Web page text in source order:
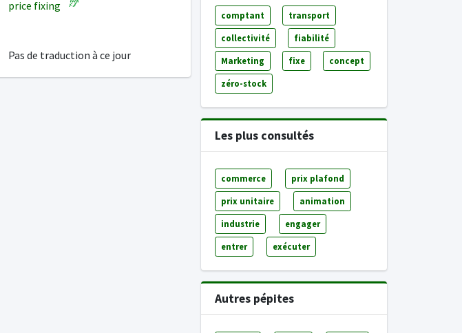
price fixing
Pas de traduction à ce jour
comptant transport
collectivité fiabilité
Marketing fixe concept
zéro-stock
Les plus consultés
commerce prix plafond
prix unitaire animation
industrie engager
entrer exécuter
Autres pépites